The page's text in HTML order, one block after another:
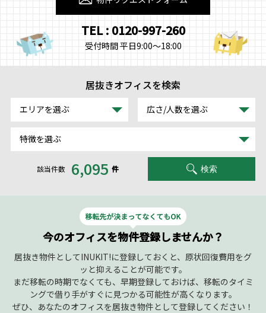
TEL : 0120-997-260
受付時間 平日9:00～18:00
居抜きオフィスを検索
エリアを選ぶ 広さ/人数を選ぶ
特徴を選ぶ
該当件数 6,095 件 検索
今のオフィスを物件登録しませんか？
居抜き物件としてINUKIT!に登録しておくと、原状回復費用をグ
ッと抑えることが可能です。
まだ移転の時期でなくても、早期登録しておけば、移転のタイミ
ングで借り手がすぐに見つかる可能性が高くなります。
ぜひ、あなたのオフィスを居抜き物件として登録してください！